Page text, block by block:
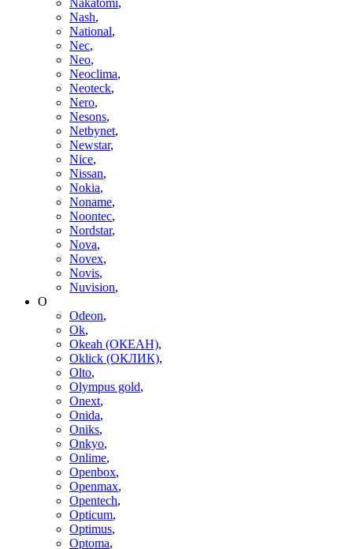
Nash,
National,
Nec,
Neo,
Neoclima,
Neoteck,
Nero,
Nesons,
Netbynet,
Newstar,
Nice,
Nissan,
Nokia,
Noname,
Noontec,
Nordstar,
Nova,
Novex,
Novis,
Nuvision,
O
Odeon,
Ok,
Okeah (ОКЕАН),
Oklick (ОКЛИК),
Olto,
Olympus gold,
Onext,
Onida,
Oniks,
Onkyo,
Onlime,
Openbox,
Openmax,
Opentech,
Opticum,
Optimus,
Optoma,